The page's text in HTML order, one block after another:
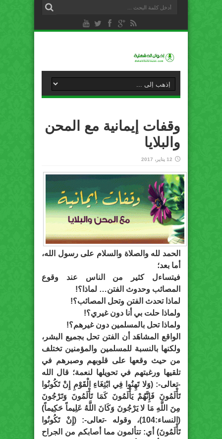
وقفات إيمانية مع المحن
والبلايا
12 يناير، 2017
الحمد لله والصلاة والسلام على رسول الله،
أما بعد؛
فيتساءل كثير من الناس عند وقوع
المصائب وحدوث الفتن… لماذا؟!
لماذا تحدث الفتن وتحل المصائب؟!
ولماذا حلت بي أنا دون غيري؟!
ولماذا تحل بالمسلمين دون غيرهم؟!
الواقع المشاهَد أن الفتن تحل بجميع البشر،
ولكنها بالنسبة للمسلمين والمؤمنين تختلف
من حيث وقعها على قلوبهم وصبرهم في
تلقيها ورغبتهم في تحويلها لنعمة؛ قال الله
-تعالى-: (وَلا تَهِنُوا فِي ابْتِغَاءِ الْقَوْمِ إِنْ تَكُونُوا
تَأْلَمُونَ فَإِنَّهُمْ يَأْلَمُونَ كَمَا تَأْلَمُونَ وَتَرْجُونَ
مِنَ اللَّهِ مَا لا يَرْجُونَ وَكَانَ اللَّهُ عَلِيماً حَكِيماً)
(النساء:104)، وقوله -تعالى-: (إِنْ تَكُونُوا
تَأْلَمُونَ) أي: تتألمون مما أصابكم من الجراح